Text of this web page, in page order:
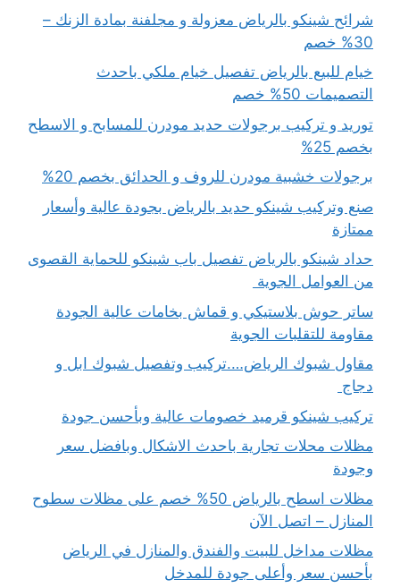
شرائح شينكو بالرياض معزولة و مجلفنة بمادة الزنك –
30% خصم
خيام للبيع بالرياض تفصيل خيام ملكي باحدث
التصميمات 50% خصم
توريد و تركيب برجولات حديد مودرن للمسابح و الاسطح
بخصم 25%
برجولات خشبية مودرن للروف و الحدائق بخصم 20%
صنع وتركيب شينكو حديد بالرياض بجودة عالية وأسعار
ممتازة
حداد شينكو بالرياض تفصيل باب شينكو للحماية القصوى
من العوامل الجوية
ساتر حوش بلاستيكي و قماش بخامات عالية الجودة
مقاومة للتقلبات الجوية
مقاول شبوك الرياض….تركيب وتفصيل شبوك ابل و
دجاج
تركيب شينكو قرميد خصومات عالية وبأحسن جودة
مظلات محلات تجارية باحدث الاشكال وبافضل سعر
وجودة
مظلات اسطح بالرياض 50% خصم على مظلات سطوح
المنازل – اتصل الآن
مظلات مداخل للبيت والفندق والمنازل في الرياض
بأحسن سعر وأعلى جودة للمدخل